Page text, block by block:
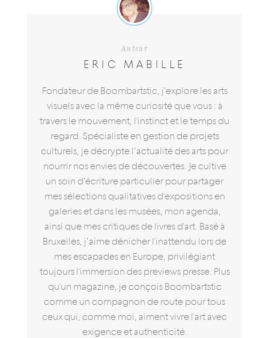
Auteur
ERIC MABILLE
Fondateur de Boombartstic, j’explore les arts
visuels avec la même curiosité que vous : à
travers le mouvement, l'instinct et le temps du
regard. Spécialiste en gestion de projets
culturels, je décrypte l’actualité des arts pour
nourrir nos envies de découvertes. Je cultive
un soin d’écriture particulier pour partager
mes sélections qualitatives d'expositions en
galeries et dans les musées, mon agenda,
ainsi que mes critiques de livres d'art. Basé à
Bruxelles, j’aime dénicher l'inattendu lors de
mes escapades en Europe, privilégiant
toujours l'immersion des previews presse. Plus
qu'un magazine, je conçois Boombartstic
comme un compagnon de route pour tous
ceux qui, comme moi, aiment vivre l'art avec
exigence et authenticité.